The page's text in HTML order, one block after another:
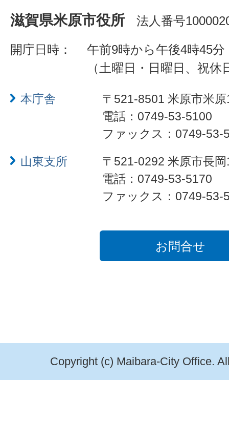
滋賀県米原市役所 法人番号
開庁日時：
午前9時から午後4時45分
（土曜日・日曜日、祝
本庁舎
〒521-8501 米原市米
電話：0749-53-5100
ファックス：0749-53-
山東支所
〒521-0292 米原市長
電話：0749-53-5170
ファックス：0749-53-
お問合せ
Copyright (c) Maibara-City Office.